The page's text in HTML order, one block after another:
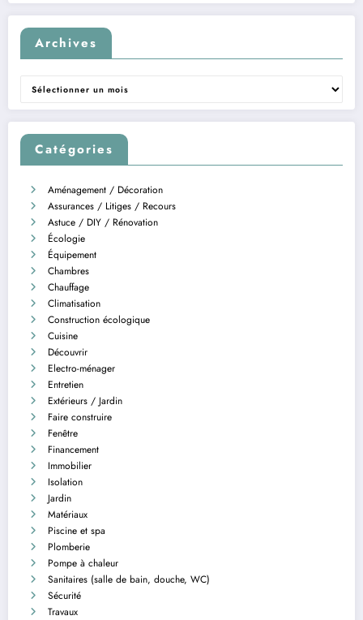
Archives
Archives
Catégories
Aménagement / Décoration
Assurances / Litiges / Recours
Astuce / DIY / Rénovation
Écologie
Équipement
Chambres
Chauffage
Climatisation
Construction écologique
Cuisine
Découvrir
Electro-ménager
Entretien
Extérieurs / Jardin
Faire construire
Fenêtre
Financement
Immobilier
Isolation
Jardin
Matériaux
Piscine et spa
Plomberie
Pompe à chaleur
Sanitaires (salle de bain, douche, WC)
Sécurité
Travaux